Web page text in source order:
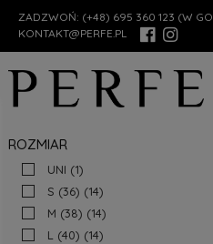
ZADZWOŃ: (+48) 695 360 123 (W
KONTAKT@PERFE.PL
ROZMIAR
UNI (1)
S (36) (14)
M (38) (14)
L (40) (14)